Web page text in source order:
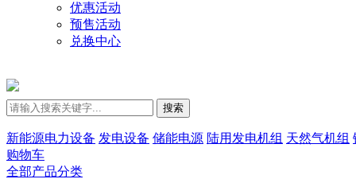
优惠活动
预售活动
兑换中心
搜索
新能源电力设备 发电设备 储能电源 陆用发电机组 天然气机组
购物车
全部产品分类